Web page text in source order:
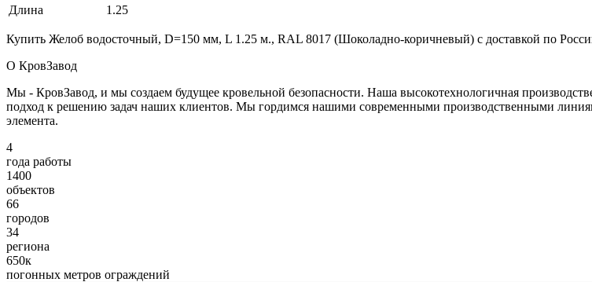
Длина
1.25
Купить Желоб водосточный, D=150 мм, L 1.25 м., RAL 8017 (Шоколадно-коричневый) с доставкой по
О КровЗавод
Мы - КровЗавод, и мы создаем будущее кровельной безопасности. Наша высокотехнологичная
подход к решению задач наших клиентов. Мы гордимся нашими современными производственными
элемента.
4
года работы
1400
объектов
66
городов
34
региона
650к
погонных метров ограждений